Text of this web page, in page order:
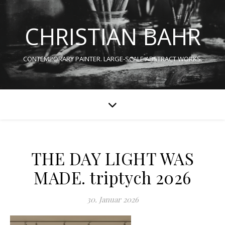
CHRISTIAN BAHR
CONTEMPORARY PAINTER. LARGE-SCALE ABSTRACT WORKS.
THE DAY LIGHT WAS
MADE. triptych 2026
30. Januar 2026